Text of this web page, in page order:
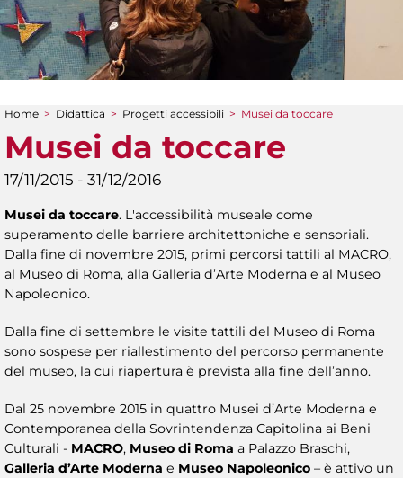
Tu sei qui
Home > Didattica > Progetti accessibili > Musei da toccare
Musei da toccare
17/11/2015 - 31/12/2016
Musei da toccare. L'accessibilità museale come
superamento delle barriere architettoniche e sensoriali.
Dalla fine di novembre 2015, primi percorsi tattili al MACRO,
al Museo di Roma, alla Galleria d’Arte Moderna e al Museo
Napoleonico.
Dalla fine di settembre le visite tattili del Museo di Roma
sono sospese per riallestimento del percorso permanente
del museo, la cui riapertura è prevista alla fine dell’anno.
Dal 25 novembre 2015 in quattro Musei d’Arte Moderna e
Contemporanea della Sovrintendenza Capitolina ai Beni
Culturali - MACRO, Museo di Roma a Palazzo Braschi,
Galleria d’Arte Moderna e Museo Napoleonico – è attivo un